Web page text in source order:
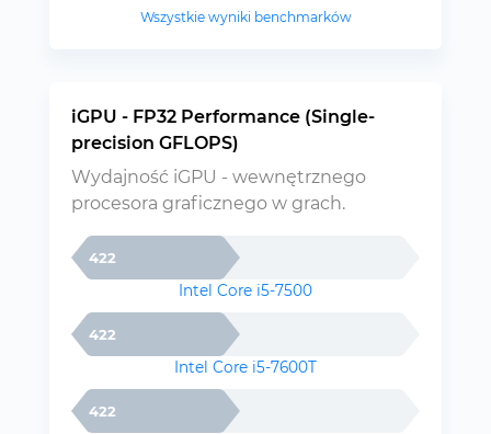
Wszystkie wyniki benchmarków
iGPU - FP32 Performance (Single-
precision GFLOPS)
Wydajność iGPU - wewnętrznego
procesora graficznego w grach.
422
Intel Core i5-7500
422
Intel Core i5-7600T
422